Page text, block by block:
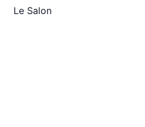
Le Salon